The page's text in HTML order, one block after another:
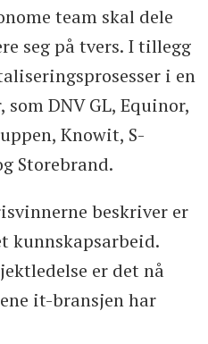
team skal dele
seg på tvers. I tillegg
i en
DNV GL, Equinor,
Knowit, S-
Storebrand.
beskriver er
kunnskapsarbeid.
er det nå
it-bransjen har